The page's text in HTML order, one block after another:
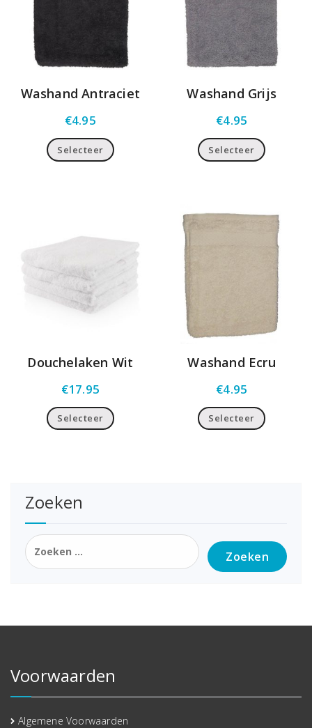
Washand Antraciet
€4.95
Selecteer
Washand Grijs
€4.95
Selecteer
Douchelaken Wit
€17.95
Selecteer
Washand Ecru
€4.95
Selecteer
Zoeken
Zoeken
naar:
Voorwaarden
Algemene Voorwaarden